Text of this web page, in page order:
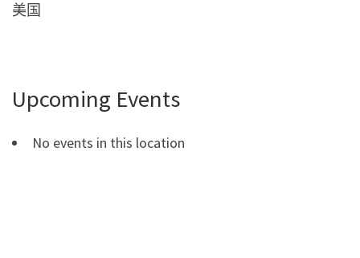
美国
Upcoming Events
No events in this location